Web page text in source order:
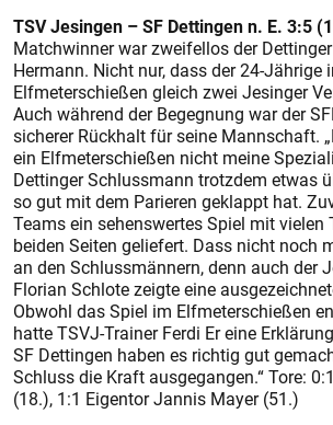
TSV Jesingen – SF Dettingen n. E. 3:5
Matchwinner war zweifellos der
Hermann. Nicht nur, dass der 24-Jährige
Elfmeterschießen gleich zwei Jesinger
Auch während der Begegnung war der
sicherer Rückhalt für seine Mannschaft.
ein Elfmeterschießen nicht meine
Dettinger Schlussmann trotzdem etwas
so gut mit dem Parieren geklappt hat.
Teams ein sehenswertes Spiel mit vielen
beiden Seiten geliefert. Dass nicht noch
an den Schlussmännern, denn auch der
Florian Schlote zeigte eine
Obwohl das Spiel im Elfmeterschießen
hatte TSVJ-Trainer Ferdi Er eine
SF Dettingen haben es richtig gut
Schluss die Kraft ausgegangen.“ Tore:
(18.), 1:1 Eigentor Jannis Mayer (51.)